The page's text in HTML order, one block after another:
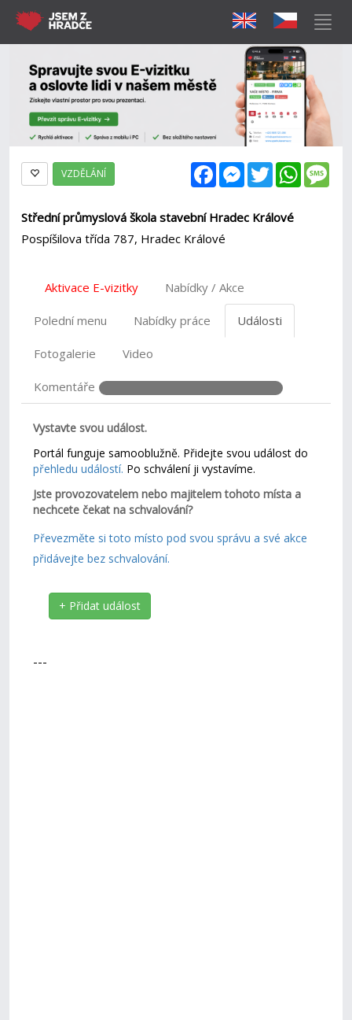
FacebookMessenger
Twitter
VZDĚLÁNÍ
Střední průmyslová škola stavební Hradec Králové
Pospíšilova třída 787, Hradec Králové
Aktivace E-vizitky Nabídky / Akce
Polední menu Nabídky práce Události
Fotogalerie Video
Komentáře
Vystavte svou událost.
Portál funguje samooblužně. Přidejte svou událost do
přehledu událostí. Po schválení ji vystavíme.
Jste provozovatelem nebo majitelem tohoto místa a
nechcete čekat na schvalování?
Převezměte si toto místo pod svou správu a své akce
přidávejte bez schvalování.
+ Přidat událost
---